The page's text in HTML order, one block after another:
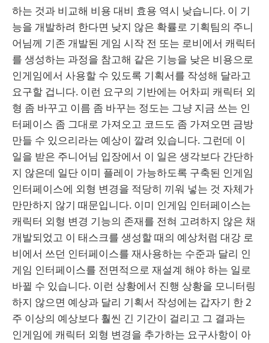
하는 것과 비교해 비용 대비 효용 역시 낮습니다. 이 기
능을 개발하려 한다면 낮지 않은 확률로 기획팀의 주니
어님께 기존 개발된 게임 시작 전 또는 로비에서 캐릭터
를 생성하는 과정을 참고해 같은 기능을 낮은 비용으로
인게임에서 사용할 수 있도록 기획서를 작성해 달라고
요구할 겁니다. 이런 요구의 기반에는 어차피 캐릭터 외
형 좀 바꾸고 이름 좀 바꾸는 정도는 그냥 지금 쓰는 인
터페이스 좀 그대로 가져오고 코드도 좀 가져오면 금방
만들 수 있으리라는 예상이 깔려 있습니다. 그런데 이
일을 받은 주니어님 입장에서 이 일은 생각보다 간단하
지 않은데 일단 이미 플레이 가능하도록 구축된 인게임
인터페이스에 외형 변경을 적당히 끼워 넣는 것 자체가
만만하지 않기 때문입니다. 이미 인게임 인터페이스는
캐릭터 외형 변경 기능의 존재를 전혀 고려하지 않은 채
개발되었고 이 태스크를 생성할 때의 예상처럼 대강 로
비에서 쓰던 인터페이스를 재사용하는 수준과 달리 인
게임 인터페이스를 전면적으로 재설계 해야 하는 일로
바뀔 수 있습니다. 이런 상황에서 진행 상황을 모니터링
하지 않으면 예상과 달리 기획서 작성에는 갑자기 한 2
주 이상의 예상보다 훨씬 긴 기간이 걸리고 그 결과는
인게임에 캐릭터 외형 변경을 추가하는 요구사항이 아